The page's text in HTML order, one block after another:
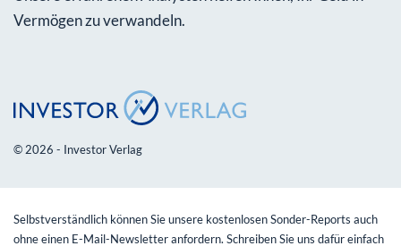
Vermögen zu verwandeln.
© 2026 - Investor Verlag
Selbstverständlich können Sie unsere kostenlosen Sonder-Reports auch
ohne einen E-Mail-Newsletter anfordern. Schreiben Sie uns dafür einfach